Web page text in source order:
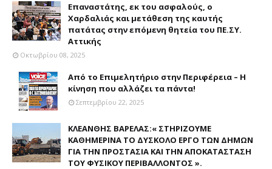
Επαναστάτης, εκ του ασφαλούς, ο
Χαρδαλιάς και μετάθεση της καυτής
πατάτας στην επόμενη θητεία του ΠΕ.ΣΥ.
Αττικής
Οκτωβρίου 08, 2025
Από το Επιμελητήριο στην Περιφέρεια – Η
κίνηση που αλλάζει τα πάντα!
Σεπτεμβρίου 22, 2025
ΚΛΕΑΝΘΗΣ ΒΑΡΕΛΑΣ:« ΣΤΗΡΙΖΟΥΜΕ
ΚΑΘΗΜΕΡΙΝΑ ΤΟ ΔΥΣΚΟΛΟ ΕΡΓΟ ΤΩΝ ΔΗΜΩΝ
ΓΙΑ ΤΗΝ ΠΡΟΣΤΑΣΙΑ ΚΑΙ ΤΗΝ ΑΠΟΚΑΤΑΣΤΑΣΗ
ΤΟΥ ΦΥΣΙΚΟΥ ΠΕΡΙΒΑΛΛΟΝΤΟΣ ».